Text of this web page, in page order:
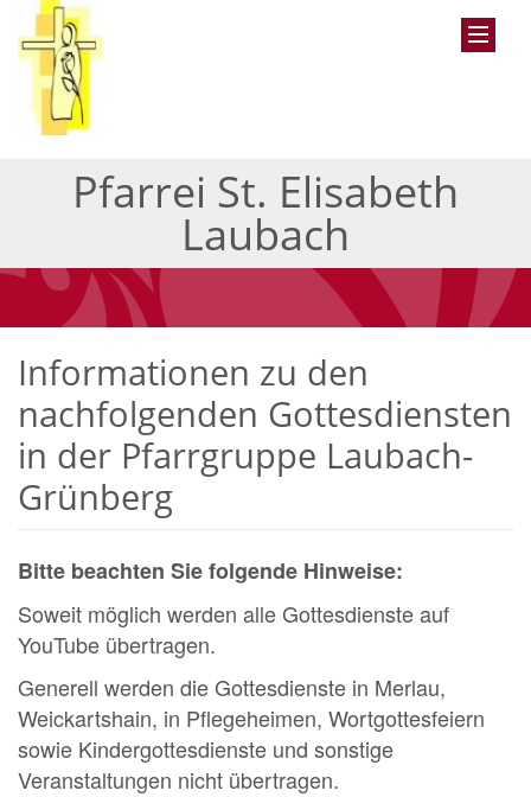
Pfarrei St. Elisabeth
Laubach
Informationen zu den
nachfolgenden Gottesdiensten
in der Pfarrgruppe Laubach-
Grünberg
Bitte beachten Sie folgende Hinweise:
Soweit möglich werden alle Gottesdienste auf
YouTube übertragen.
Generell werden die Gottesdienste in Merlau,
Weickartshain, in Pflegeheimen, Wortgottesfeiern
sowie Kindergottesdienste und sonstige
Veranstaltungen nicht übertragen.